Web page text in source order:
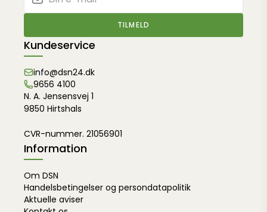
TILMELD
Kundeservice
info@dsn24.dk
9656 4100
N. A. Jensensvej 1
9850 Hirtshals
CVR-nummer. 21056901
Information
Om DSN
Handelsbetingelser og persondatapolitik
Aktuelle aviser